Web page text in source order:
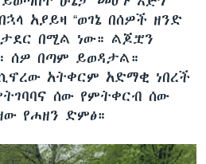
አያይዛ “ወገኔ በሰዎች ዘንድ
በሚል ነው። ልጆቿን
ሰዎ በጣም ይወዳታል።
አትቀርም አድማቂ ነበረች
ሰው የምትቀርብ ሰው
የሐዘን ድምፅ።